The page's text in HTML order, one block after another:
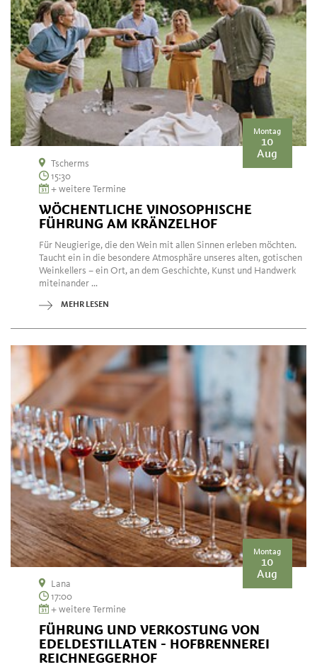
Montag
10
Aug
Tscherms
15:30
+ weitere Termine
WÖCHENTLICHE VINOSOPHISCHE
FÜHRUNG AM KRÄNZELHOF
Für Neugierige, die den Wein mit allen Sinnen erleben möchten.
Taucht ein in die besondere Atmosphäre unseres alten, gotischen
Weinkellers – ein Ort, an dem Geschichte, Kunst und Handwerk
miteinander ...
MEHR LESEN
Montag
10
Aug
Lana
17:00
+ weitere Termine
FÜHRUNG UND VERKOSTUNG VON
EDELDESTILLATEN - HOFBRENNEREI
REICHNEGGERHOF